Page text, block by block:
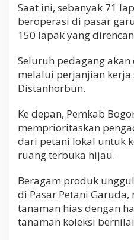
Saat ini, sebanyak 71
beroperasi di pasar
150 lapak yang
Seluruh pedagang
melalui perjanjian kerja
Distanhorbun.
Ke depan, Pemkab
memprioritaskan
dari petani lokal untuk
ruang terbuka hijau.
Beragam produk
di Pasar Petani
tanaman hias dengan
tanaman koleksi